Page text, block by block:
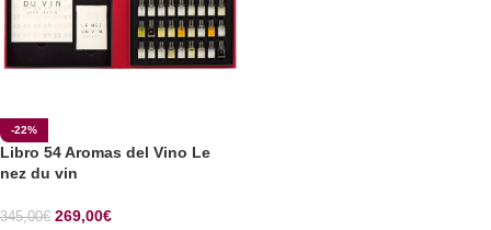
-22%
Libro 54 Aromas del Vino Le
nez du vin
345,00€ 269,00€